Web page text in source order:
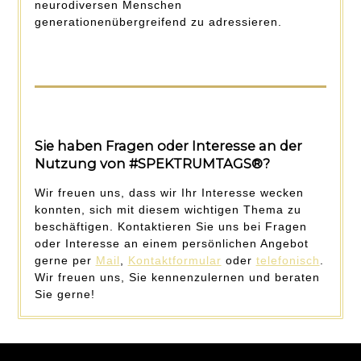
neurodiversen Menschen
generationenübergreifend zu adressieren.
Sie haben Fragen oder Interesse an der
Nutzung von #SPEKTRUMTAGS®?
Wir freuen uns, dass wir Ihr Interesse wecken
konnten, sich mit diesem wichtigen Thema zu
beschäftigen. Kontaktieren Sie uns bei Fragen
oder Interesse an einem persönlichen Angebot
gerne per Mail Kontaktformular oder telefonisch
Wir freuen uns, Sie kennenzulernen und beraten
Sie gerne!